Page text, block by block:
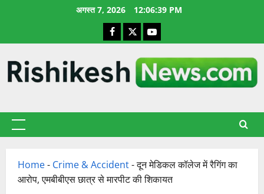
अगस्त 7, 2026 12:06:40 PM
Facebook
X YouTube
प्राथमिक
Home- Crime & Accident-दून मेडिकल कॉलेज में रैगिंग का
आरोप, एमबीबीएस छात्र से मारपीट की शिकायत